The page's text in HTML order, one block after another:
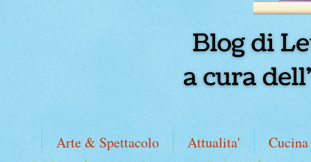
Arte & Spettacolo Attualita' Cucina